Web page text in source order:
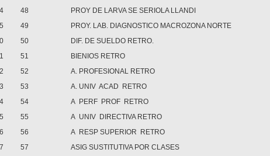
48
PROY DE LARVA SE SERIOLA LLANDI
49
PROY. LAB. DIAGNOSTICO MACROZONA NORTE
50
DIF. DE SUELDO RETRO.
51
BIENIOS RETRO
52
A. PROFESIONAL RETRO
53
A. UNIV ACAD RETRO
54
A PERF PROF RETRO
55
A UNIV DIRECTIVA RETRO
56
A RESP SUPERIOR RETRO
57
ASIG SUSTITUTIVA POR CLASES